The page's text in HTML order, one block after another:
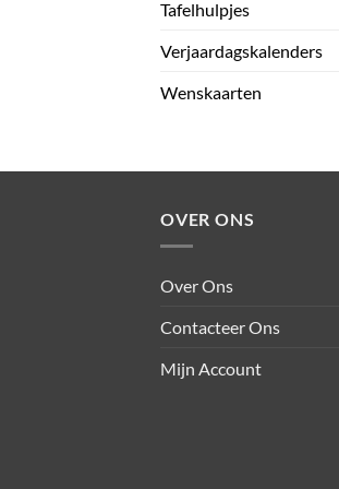
Tafelhulpjes
Verjaardagskalenders
Wenskaarten
OVER ONS
Over Ons
Contacteer Ons
Mijn Account